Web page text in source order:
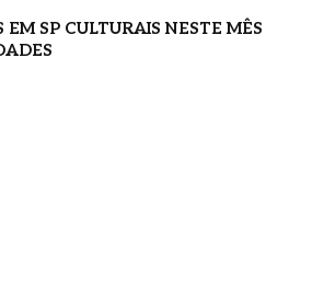
SP CULTURAIS NESTE MÊS